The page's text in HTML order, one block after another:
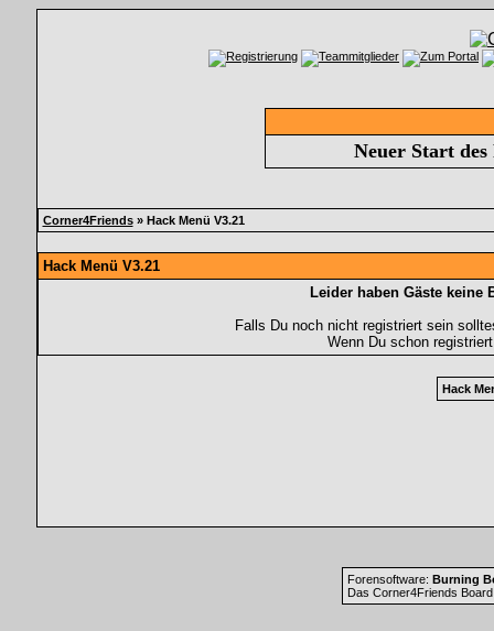
Neuer Start
Corner4Friends» Hack Menü V3.21
Hack Menü V3.21
Leider haben Gäste keine
Falls Du noch nicht registriert sein
Wenn Du schon
Hack
Forensoftware: Burning
Das Corner4Friends